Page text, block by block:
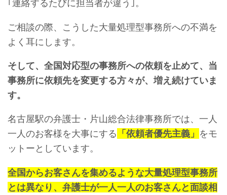
｢連絡するたびに担当者が違う｣。
ご相談の際、こうした大量処理型事務所への不満を
よく耳にします。
そして、全国対応型の事務所への依頼を止めて、当
事務所に依頼先を変更する方々が、増え続けていま
す。
名古屋駅の弁護士・片山総合法律事務所では、一人
一人のお客様を大事にする 「依頼者優先主義」 をモ
ットーとしています。
全国からお客さんを集めるような大量処理型事務所
とは異なり、弁護士が一人一人のお客さんと面談相